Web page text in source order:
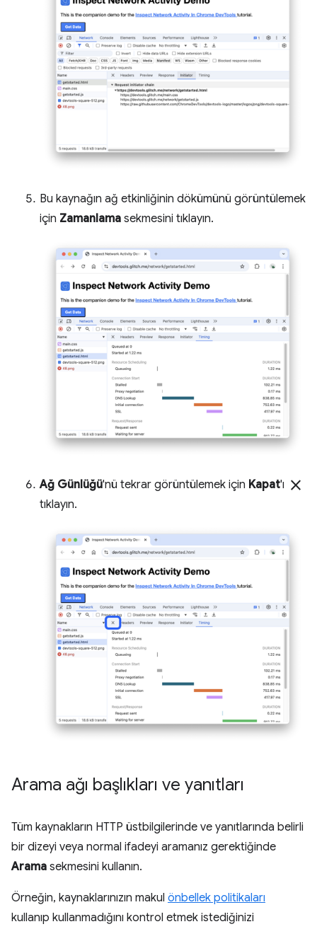
Bu kaynağın ağ etkinliğinin dökümünü görüntülemek
için Zamanlama sekmesini tıklayın.
Ağ Günlüğü'nü tekrar görüntülemek için Kapat'ı close
tıklayın.
Arama ağı başlıkları ve yanıtları
Tüm kaynakların HTTP üstbilgilerinde ve yanıtlarında belirli
bir dizeyi veya normal ifadeyi aramanız gerektiğinde
Arama sekmesini kullanın.
Örneğin, kaynaklarınızın makul önbellek politikaları
kullanıp kullanmadığını kontrol etmek istediğinizi